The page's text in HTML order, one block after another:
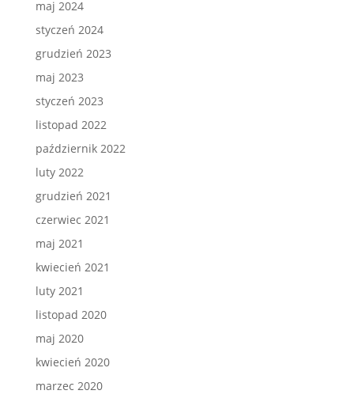
maj 2024
styczeń 2024
grudzień 2023
maj 2023
styczeń 2023
listopad 2022
październik 2022
luty 2022
grudzień 2021
czerwiec 2021
maj 2021
kwiecień 2021
luty 2021
listopad 2020
maj 2020
kwiecień 2020
marzec 2020